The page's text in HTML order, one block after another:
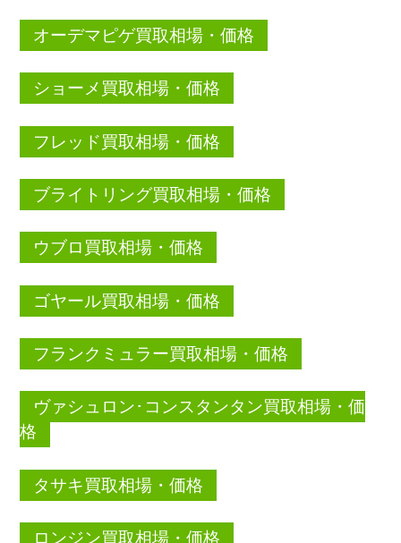
オーデマピゲ買取相場・価格
ショーメ買取相場・価格
フレッド買取相場・価格
ブライトリング買取相場・価格
ウブロ買取相場・価格
ゴヤール買取相場・価格
フランクミュラー買取相場・価格
ヴァシュロン･コンスタンタン買取相場・価
格
タサキ買取相場・価格
ロンジン買取相場・価格